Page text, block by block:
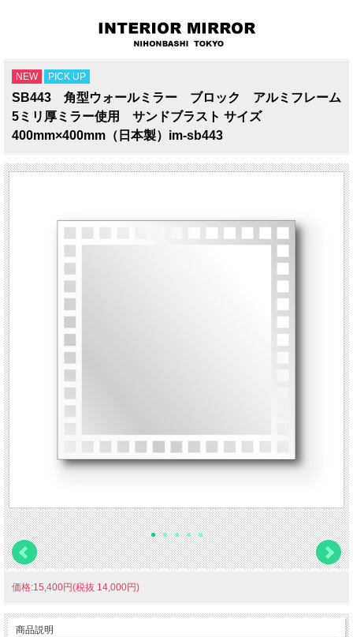
NEW PICK UP
SB443 角型ウォールミラー ブロック アルミフレーム
5ミリ厚ミラー使用 サンドブラスト サイズ
400mm×400mm（日本製）im-sb443
価格:15,400円(税抜 14,000円)
商品説明